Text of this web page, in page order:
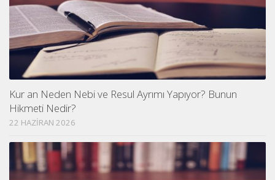
Kur an Neden Nebi ve Resul Ayrımı Yapıyor? Bunun
Hikmeti Nedir?
22 HAZIRAN 2026